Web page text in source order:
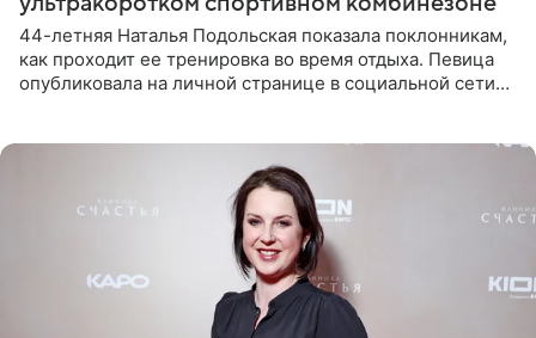
44-летняя Наталья Подольская показала поклонникам,
как проходит ее тренировка во время отдыха. Певица
опубликовала на личной странице в социальной сети